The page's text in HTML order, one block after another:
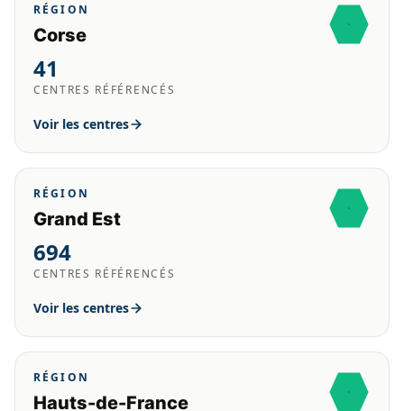
RÉGION
Corse
41
CENTRES RÉFÉRENCÉS
Voir les centres
RÉGION
Grand Est
694
CENTRES RÉFÉRENCÉS
Voir les centres
RÉGION
Hauts-de-France